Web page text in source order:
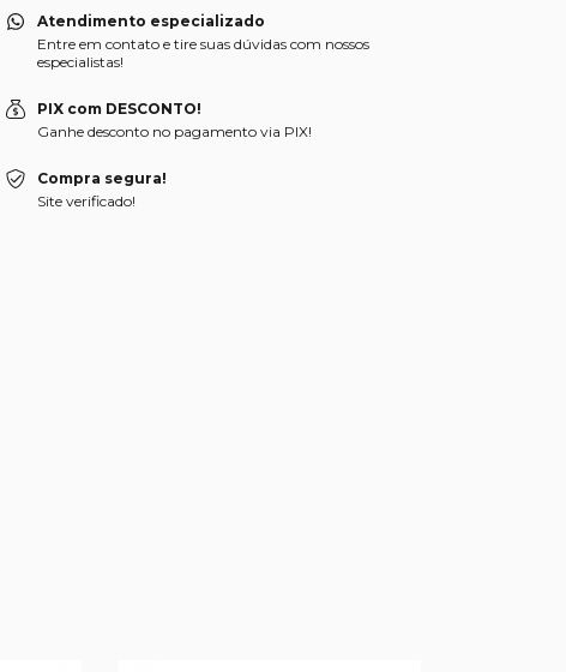
Atendimento especializado
Entre em contato e tire suas dúvidas com nossos
especialistas!
PIX com DESCONTO!
Ganhe desconto no pagamento via PIX!
Compra segura!
Site verificado!